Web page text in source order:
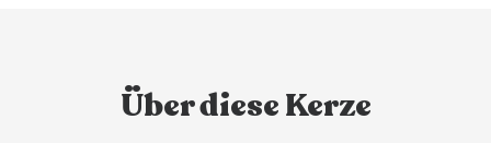
Über diese Kerze